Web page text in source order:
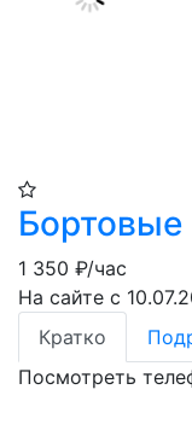
Бортовые
1 350 ₽/час
На сайте с
Кратко
Посмотреть